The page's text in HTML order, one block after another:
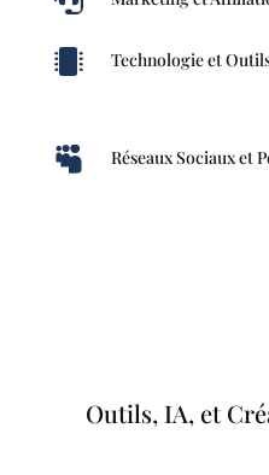
 Technologie et
 Réseaux Sociaux et
Outils, IA, et